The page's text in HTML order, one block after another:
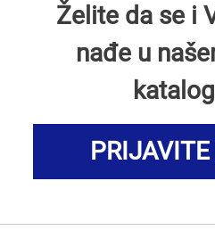
Želite da se i
nađe u